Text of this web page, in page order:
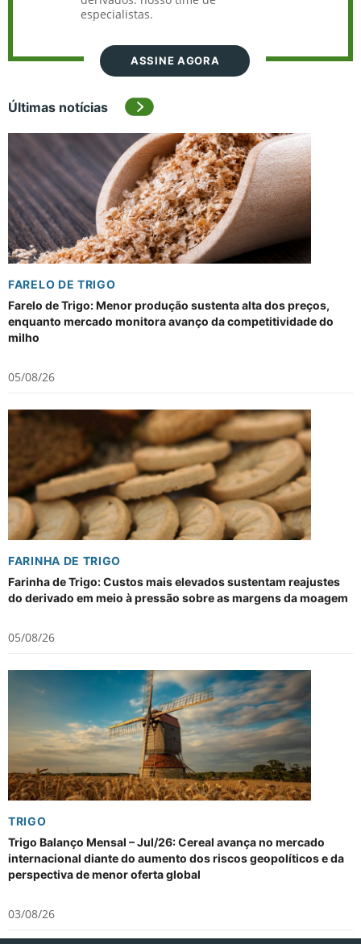
especialistas.
ASSINE AGORA
Últimas notícias
FARELO DE TRIGO
Farelo de Trigo: Menor produção sustenta alta dos preços,
enquanto mercado monitora avanço da competitividade do
milho
05/08/26
FARINHA DE TRIGO
Farinha de Trigo: Custos mais elevados sustentam reajustes
do derivado em meio à pressão sobre as margens da moagem
05/08/26
TRIGO
Trigo Balanço Mensal – Jul/26: Cereal avança no mercado
internacional diante do aumento dos riscos geopolíticos e da
perspectiva de menor oferta global
03/08/26